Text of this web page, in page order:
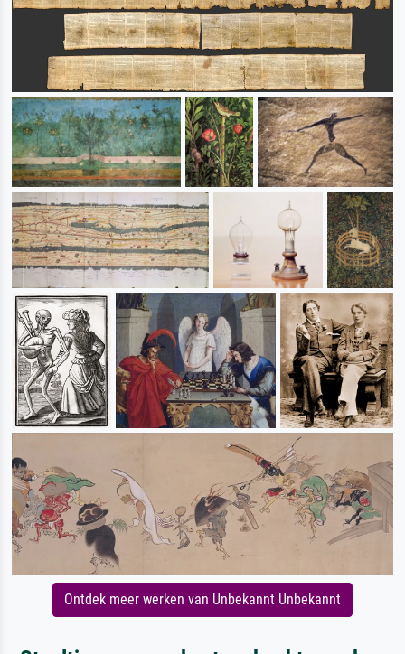
Ontdek meer werken van Unbekannt Unbekannt